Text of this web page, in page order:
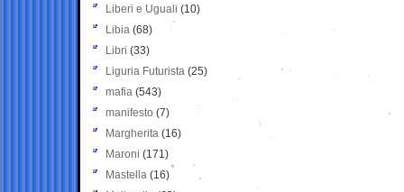
Liberi e Uguali (10)
Libia (68)
Libri (33)
Liguria Futurista (25)
mafia (543)
manifesto (7)
Margherita (16)
Maroni (171)
Mastella (16)